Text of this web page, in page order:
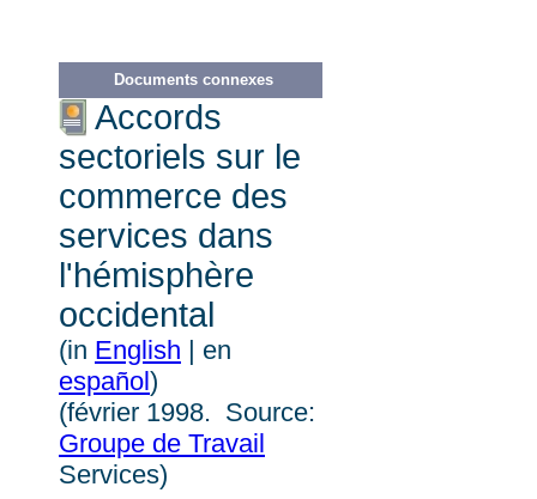
Documents connexes
Accords
sectoriels sur le
commerce des
services dans
l'hémisphère
occidental
(in English | en
español)
(février 1998. Source:
Groupe de Travail
Services)